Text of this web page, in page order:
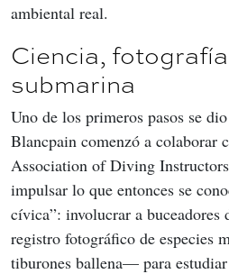
ambiental real.
Ciencia,
submarina
Uno de los primeros pasos se
Blancpain comenzó a colaborar
Association of Diving
impulsar lo que entonces se
cívica”: involucrar a buceadores
registro fotográfico de especies
tiburones ballena— para estudiar